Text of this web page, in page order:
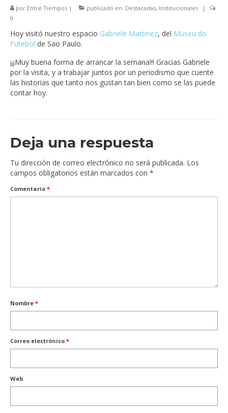
por Entre Tiempos | publicado en: Destacadas, Institucionales
|
0
Hoy visitó nuestro espacio Gabriele Martinez, del Museu do
Futebol de Sao Paulo.
¡¡¡Muy buena forma de arrancar la semana!!! Gracias Gabriele
por la visita, y a trabajar juntos por un periodismo que cuente
las historias que tanto nos gustan tan bien como se las puede
contar hoy.
Deja una respuesta
Tu dirección de correo electrónico no será publicada. Los
campos obligatorios están marcados con *
Comentario *
Nombre *
Correo electrónico *
Web